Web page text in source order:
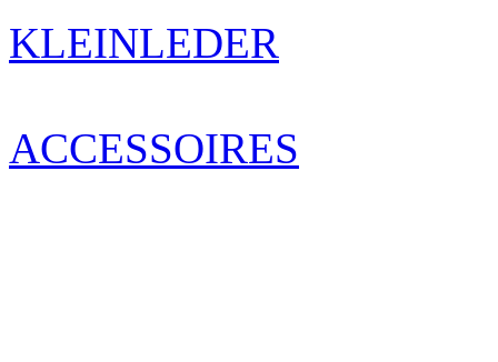
KLEINLEDER
ACCESSOIRES